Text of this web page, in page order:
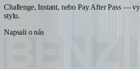
Challenge, Instant, nebo Pay After Pass —
stylu.
Napsali o nás